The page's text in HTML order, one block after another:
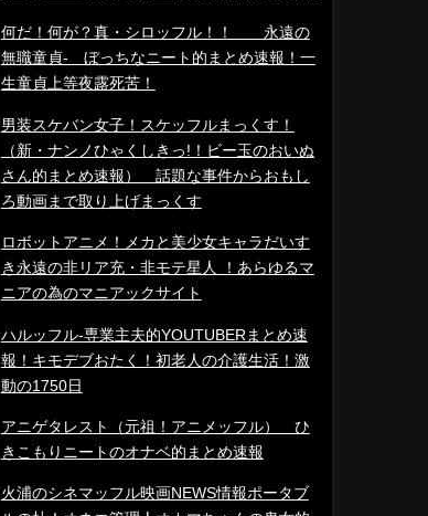
何だ！何が？真・シロッフル！！ 永遠の
無職童貞- ぼっちなニート的まとめ速報！一
生童貞上等夜露死苦！
男装スケバン女子！スケッフルまっくす！
（新・ナンノひゃくしきっ!！ビー玉のおいぬ
さん的まとめ速報） 話題な事件からおもし
ろ動画まで取り上げまっくす
ロボットアニメ！メカと美少女キャラだいす
き永遠の非リア充・非モテ星人 ！あらゆるマ
ニアの為のマニアックサイト
ハルッフル-専業主夫的YOUTUBERまとめ速
報！キモデブおたく！初老人の介護生活！激
動の1750日
アニゲタレスト（元祖！アニメッフル） ひ
きこもりニートのオナベ的まとめ速報
火浦のシネマッフル映画NEWS情報ポータブ